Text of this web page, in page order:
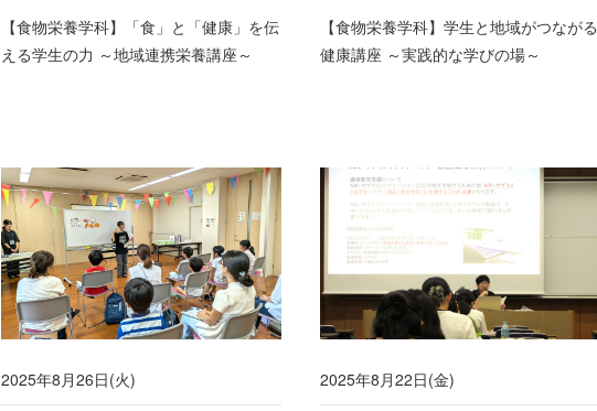
【食物栄養学科】「食」と「健康」を伝
える学生の力 ～地域連携栄養講座～
【食物栄養学科】学生と地域がつながる
健康講座 ～実践的な学びの場～
2025年8月26日(火) 2025年8月22日(金)